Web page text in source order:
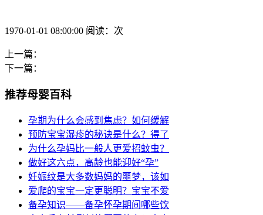
1970-01-01 08:00:00 阅读：次
上一篇：
下一篇：
推荐母婴百科
孕期为什么会感到焦虑？如何缓解
预防宝宝湿疹的秘诀是什么？得了
为什么孕妈比一般人更爱招蚊虫？
做好这六点，高龄也能迎好“孕”
妊娠纹是大多数妈妈的噩梦，该如
爱爬的宝宝一定更聪明？宝宝不爱
备孕知识——备孕怀孕期间哪些饮